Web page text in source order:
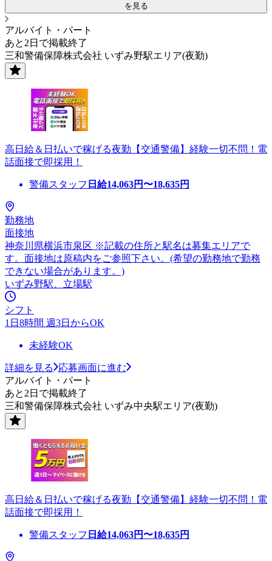
を見る
アルバイト・パート
あと2日で掲載終了
三和警備保障株式会社 いずみ野駅エリア(夜勤)
高日給＆日払いで稼げる夜勤【交通警備】経験一切不問！電
話面接で即採用！
警備スタッフ 日給14,063円〜18,635円
勤務地
面接地
神奈川県横浜市泉区 ※記載の住所と駅名は募集エリアで
す。面接地は原稿内をご参照下さい。(希望の勤務地で勤務
できない場合があります。)
いずみ野駅、立場駅
シフト
1日8時間 週3日からOK
未経験OK
詳細を見る
応募画面に進む
アルバイト・パート
あと2日で掲載終了
三和警備保障株式会社 いずみ中央駅エリア(夜勤)
高日給＆日払いで稼げる夜勤【交通警備】経験一切不問！電
話面接で即採用！
警備スタッフ 日給14,063円〜18,635円